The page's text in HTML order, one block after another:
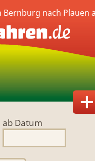
ab Datum
nach Plauen